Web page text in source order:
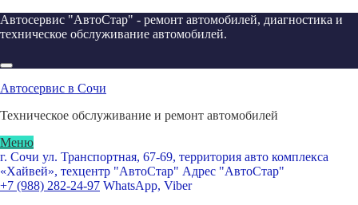
Автосервис "АвтоСтар" - ремонт автомобилей, диагностика и
техническое обслуживание автомобилей.
Автосервис в Сочи
Техническое обслуживание и ремонт автомобилей
Меню
г. Сочи ул. Транспортная, 67-69, территория авто комплекса
«Хайвей», техцентр "АвтоСтар" Адрес "АвтоСтар"
+7 (988) 282-24-97 WhatsApp, Viber